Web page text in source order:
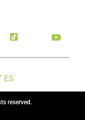
ES
reserved.